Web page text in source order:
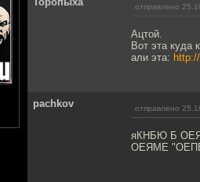
отправлено
Ацтой.
Вот эта куда
али эта:
pachkov отправлено
яКНБЮ Б
ОЕЯМЕ